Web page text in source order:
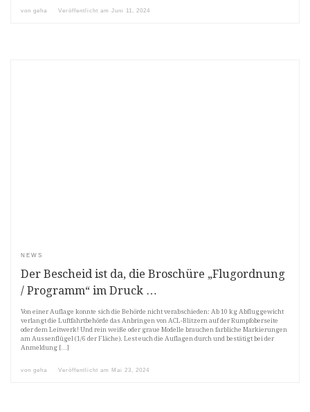
von geha Veröffentlicht am Juni 11, 2024
NEWS
Der Bescheid ist da, die Broschüre „Flugordnung
/ Programm“ im Druck …
Von einer Auflage konnte sich die Behörde nicht verabschieden: Ab 10 kg Abfluggewicht
verlangt die Luftfahrtbehörde das Anbringen von ACL-Blitzern auf der Rumpfoberseite
oder dem Leitwerk! Und rein weiße oder graue Modelle brauchen farbliche Markierungen
am Aussenflügel (1/6 der Fläche). Lest euch die Auflagen durch und bestätigt bei der
Anmeldung […]
von geha Veröffentlicht am Mai 23, 2024